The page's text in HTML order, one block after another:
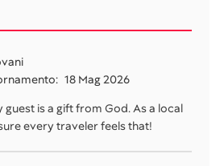
18 Mag 2026
guest is a gift from God. As a local
every traveler feels that!